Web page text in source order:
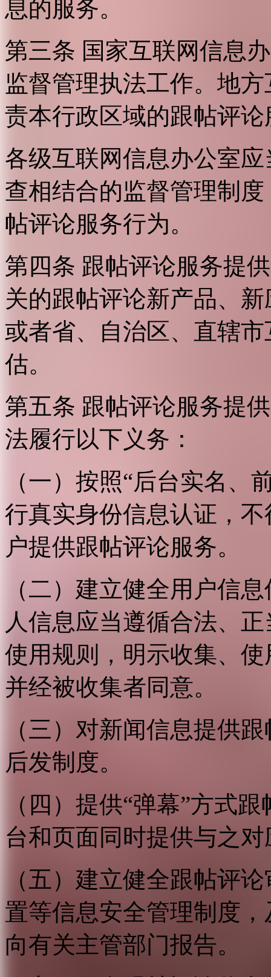
息的服务。
第三条 国家互联网信息
监督管理执法工作。地
责本行政区域的跟帖评
各级互联网信息办公室
查相结合的监督管理制
帖评论服务行为。
第四条 跟帖评论服务提
关的跟帖评论新产品、
或者省、自治区、直辖
估。
第五条 跟帖评论服务提
法履行以下义务：
（一）按照“后台实名、
行真实身份信息认证，
户提供跟帖评论服务。
（二）建立健全用户信
人信息应当遵循合法、
使用规则，明示收集、
并经被收集者同意。
（三）对新闻信息提供
后发制度。
（四）提供“弹幕”方式
台和页面同时提供与之
（五）建立健全跟帖评
置等信息安全管理制度
向有关主管部门报告。